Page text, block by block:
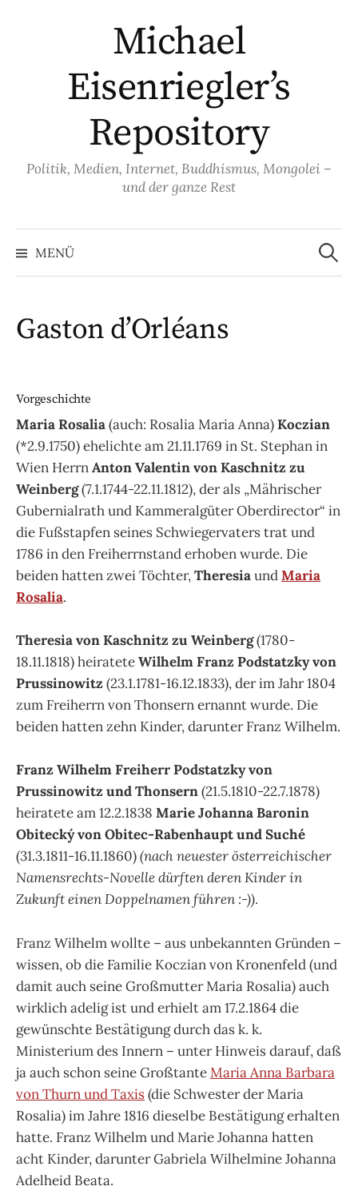
Michael
Eisenriegler’s
Repository
Politik, Medien, Internet, Buddhismus, Mongolei –
und der ganze Rest
MENÜ
Suchen
nach:
Gaston d’Orléans
Vorgeschichte
Maria Rosalia(auch: Rosalia Maria Anna)Koczian
(*2.9.1750) ehelichte am 21.11.1769 in St. Stephan in
Wien HerrnAnton Valentin von Kaschnitz zu
Weinberg(7.1.1744-22.11.1812), der als „Mährischer
Gubernialrath und Kammeralgüter Oberdirector“ in
die Fußstapfen seines Schwiegervaters trat und
1786 in den Freiherrnstand erhoben wurde. Die
beiden hatten zwei Töchter,TheresiaundMaria
Rosalia.
Theresia von Kaschnitz zu Weinberg(1780-
18.11.1818) heirateteWilhelm Franz Podstatzky von
Prussinowitz (23.1.1781-16.12.1833), der im Jahr 1804
zum Freiherrn von Thonsern ernannt wurde. Die
beiden hatten zehn Kinder, darunter Franz Wilhelm.
Franz Wilhelm Freiherr Podstatzky von
Prussinowitz und Thonsern(21.5.1810-22.7.1878)
heiratete am 12.2.1838 Marie Johanna Baronin
Obitecký von Obitec-Rabenhaupt und Suché
(31.3.1811-16.11.1860)(nach neuester österreichischer
Namensrechts-Novelle dürften deren Kinder in
Zukunft einen Doppelnamen führen :-)).
Franz Wilhelm wollte – aus unbekannten Gründen –
wissen, ob die Familie Koczian von Kronenfeld (und
damit auch seine Großmutter Maria Rosalia) auch
wirklich adelig ist und erhielt am 17.2.1864 die
gewünschte Bestätigung durch das k. k.
Ministerium des Innern – unter Hinweis darauf, daß
ja auch schon seine GroßtanteMaria Anna Barbara
von Thurn und Taxis(die Schwester der Maria
Rosalia) im Jahre 1816 dieselbe Bestätigung erhalten
hatte. Franz Wilhelm und Marie Johanna hatten
acht Kinder, darunter Gabriela Wilhelmine Johanna
Adelheid Beata.